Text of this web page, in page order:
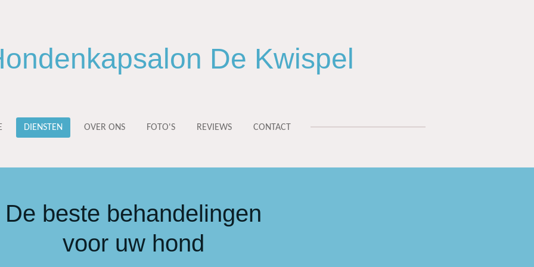
De Kwispel
DIENSTEN OVER ONS FOTO'S REVIEWS CONTACT
De beste behandelingen
voor uw hond